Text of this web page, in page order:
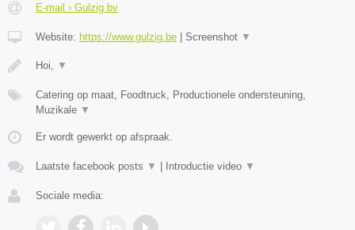
E-mail › Gulzig bv
Website: https://www.gulzig.be Screenshot ▼
Hoi, ▼
Catering op maat, Foodtruck, Productionele ondersteuning,
Muzikale ▼
Er wordt gewerkt op afspraak.
Laatste facebook posts ▼ Introductie video ▼
Sociale media: